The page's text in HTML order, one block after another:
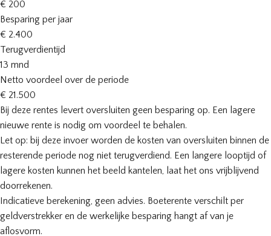
€ 200
Besparing per jaar
€ 2.400
Terugverdientijd
13 mnd
Netto voordeel over de periode
€ 21.500
Bij deze rentes levert oversluiten geen besparing op. Een lagere
nieuwe rente is nodig om voordeel te behalen.
Let op: bij deze invoer worden de kosten van oversluiten binnen de
resterende periode nog niet terugverdiend. Een langere looptijd of
lagere kosten kunnen het beeld kantelen, laat het ons vrijblijvend
doorrekenen.
Indicatieve berekening, geen advies. Boeterente verschilt per
geldverstrekker en de werkelijke besparing hangt af van je
aflosvorm.